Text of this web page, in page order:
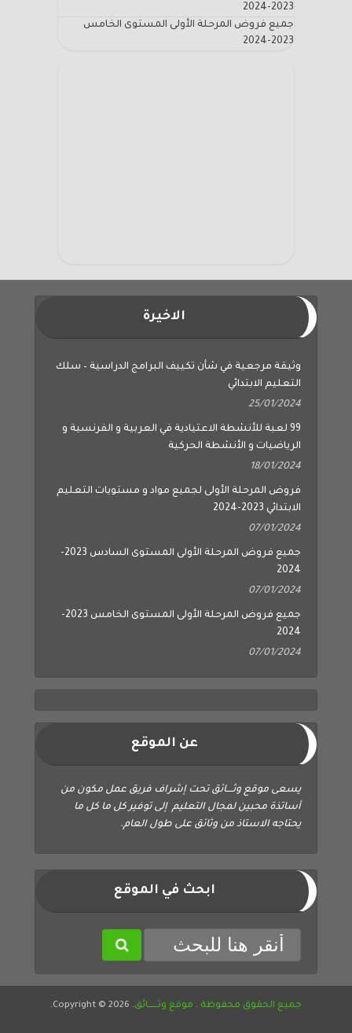
2023-2024
جميع فروض المرحلة الأولى المستوى الخامس
2023-2024
الاخيرة
وثيقة مرجعية في شأن تكييف البرامج الدراسية – سلك
التعليم الابتدائي
25/01/2024
99 لعبة للأنشطة الاعتيادية في العربية و الفرنسية و
الرياضيات و الأنشطة الحركية
18/01/2024
فروض المرحلة الأولى لجميع مواد و مستويات التعليم
الابتدائي 2023-2024
07/01/2024
جميع فروض المرحلة الأولى المستوى السادس 2023-
2024
07/01/2024
جميع فروض المرحلة الأولى المستوى الخامس 2023-
2024
07/01/2024
عن الموقع
يسعى موقع وثــــائق تحت إشراف فريق عمل مكون من
أساتذة محبين لمجال التعليم إلى توفير كل ما كل ما
يحتاجه الاستاذ من وثائق على طول العام.
ابحث في الموقع
جميع الحقوق محفوظة . موقع وثــــــائق. Copyright © 2026.